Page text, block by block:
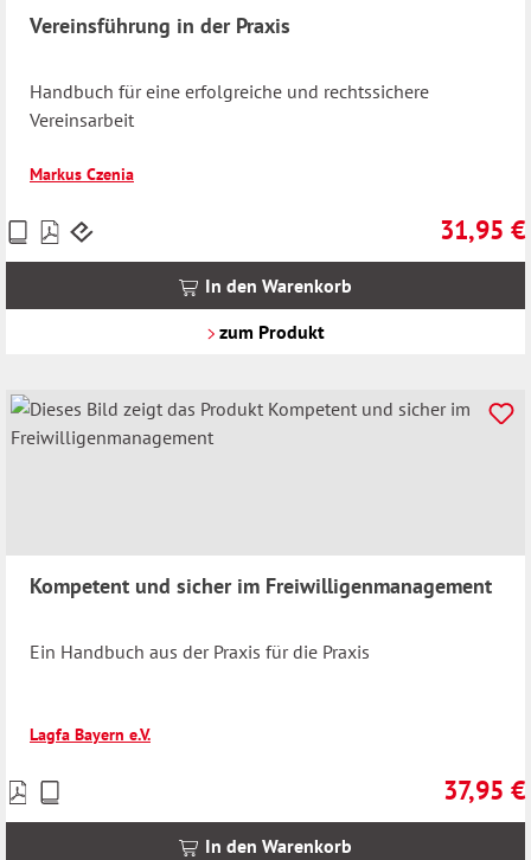
Vereinsführung in der Praxis
Handbuch für eine erfolgreiche und rechtssichere
Vereinsarbeit
Markus Czenia
31,95 €
Preise
inkl.
In den Warenkorb
zum Produkt
Kompetent und sicher im Freiwilligenmanagement
Ein Handbuch aus der Praxis für die Praxis
Lagfa Bayern e.V.
37,95 €
Preise
inkl.
In den Warenkorb